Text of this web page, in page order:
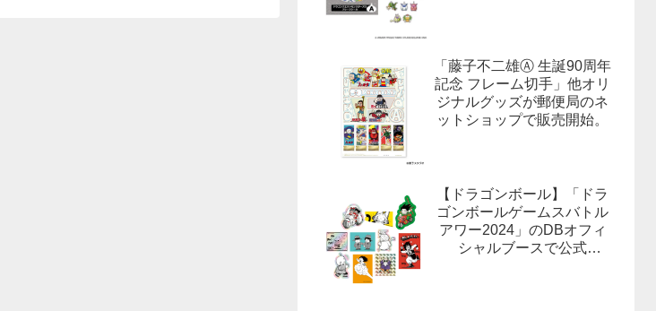
「藤子不二雄Ⓐ 生誕90周年
記念 フレーム切手」他オリ
ジナルグッズが郵便局のネ
ットショップで販売開始。
【ドラゴンボール】「ドラ
ゴンボールゲームスバトル
アワー2024」のDBオフィ
シャルブースで公式